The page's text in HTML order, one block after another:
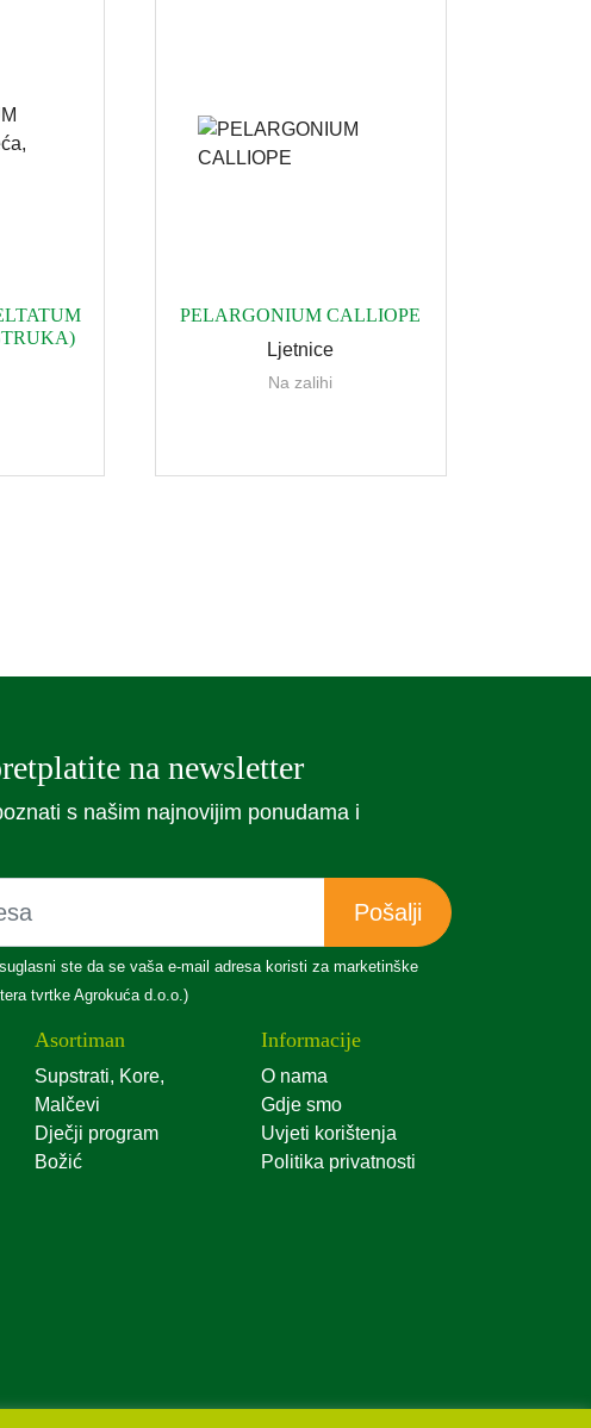
PELARGONIUM CALLIOPE
Ljetnice
Na zalihi
na newsletter
s našim najnovijim ponudama i
Pošalji
ste da se vaša e-mail adresa koristi za marketinške
tvrtke Agrokuća d.o.o.)
Asortiman
Supstrati, Kore,
Malčevi
Dječji program
Božić
Informacije
O nama
Gdje smo
Uvjeti korištenja
Politika privatnosti